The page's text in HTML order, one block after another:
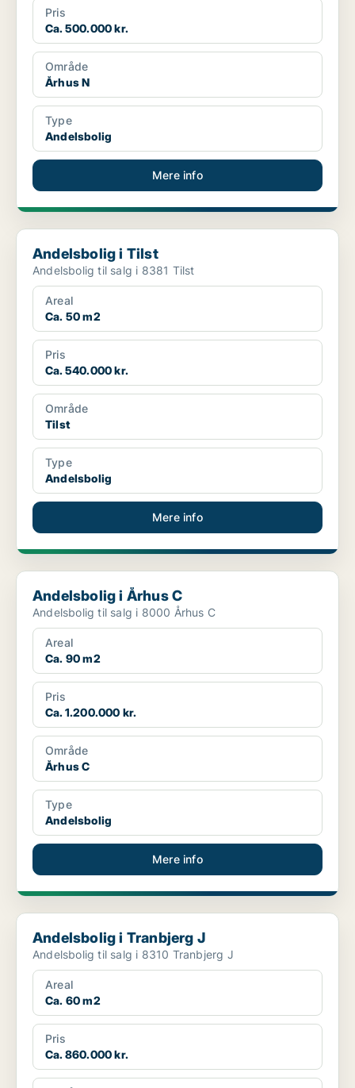
Pris
Ca. 500.000 kr.
Område
Århus N
Type
Andelsbolig
Mere info
Andelsbolig i Tilst
Andelsbolig i Tilst
Andelsbolig til salg i 8381 Tilst
Areal
Ca. 50 m2
Pris
Ca. 540.000 kr.
Område
Tilst
Type
Andelsbolig
Mere info
Andelsbolig i Århus C
Andelsbolig i Århus C
Andelsbolig til salg i 8000 Århus C
Areal
Ca. 90 m2
Pris
Ca. 1.200.000 kr.
Område
Århus C
Type
Andelsbolig
Mere info
Andelsbolig i Tranbjerg J
Andelsbolig i Tranbjerg J
Andelsbolig til salg i 8310 Tranbjerg J
Areal
Ca. 60 m2
Pris
Ca. 860.000 kr.